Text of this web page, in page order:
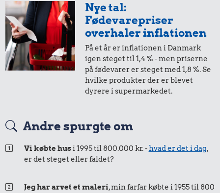
Nye tal:
Fødevarepriser
overhaler inflationen
På et år er inflationen i Danmark
igen steget til 1,4 % - men priserne
på fødevarer er steget med 1,8 %. Se
hvilke produkter der er blevet
dyrere i supermarkedet.
Andre spurgte om
Vi købte husi 1995 til 800.000 kr. -hvad er det i dag,
er det steget eller faldet?
Jeg har arvet et maleri, min farfar købte i 1955 til 800